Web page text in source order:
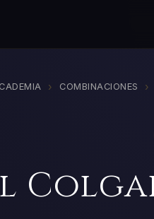
› COMBINACIONES ›